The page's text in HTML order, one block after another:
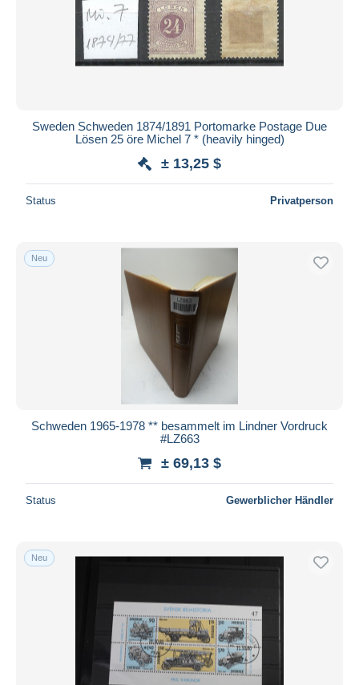
Sweden Schweden 1874/1891 Portomarke Postage Due
Lösen 25 öre Michel 7 * (heavily hinged)
± 13,25 $
Status Privatperson
Neu
Schweden 1965-1978 ** besammelt im Lindner Vordruck
#LZ663
± 69,13 $
Status Gewerblicher Händler
Neu